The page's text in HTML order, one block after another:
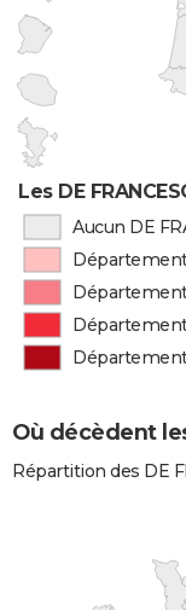
Les DE
Aucun DE
Département
Où décèdent
Répartition des DE